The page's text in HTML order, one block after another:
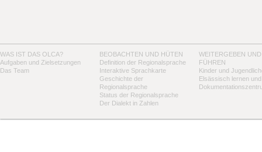
WAS IST DAS OLCA?
Aufgaben und Zielsetzungen
Das Team
BEOBACHTEN UND HÜTEN
Definition der Regionalsprache
Interaktive Sprachkarte
Geschichte der
Regionalsprache
Status der Regionalsprache
Der Dialekt in Zahlen
WEITERGEBEN UND
FÜHREN
Kinder und
Elsässisch lernen